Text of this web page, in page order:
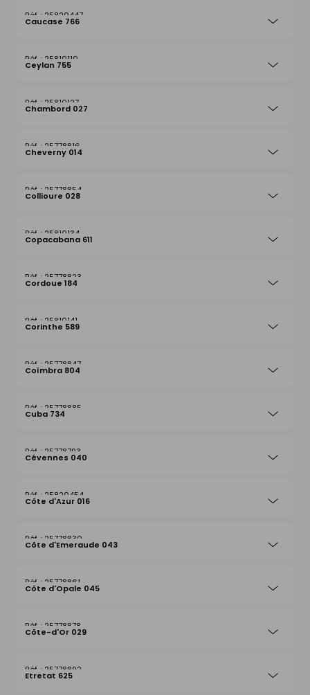
25820447
Caucase 766
25810110
Ceylan 755
25810127
Chambord 027
25778816
Cheverny 014
25778854
Collioure 028
25810134
Copacabana 611
25778823
Cordoue 184
25810141
Corinthe 589
25778847
Coïmbra 804
25778885
Cuba 734
25778793
Cévennes 040
25820454
Côte d'Azur 016
25778830
Côte d'Emeraude 043
25778861
Côte d'Opale 045
25778878
Côte-d'Or 029
25778892
Etretat 625